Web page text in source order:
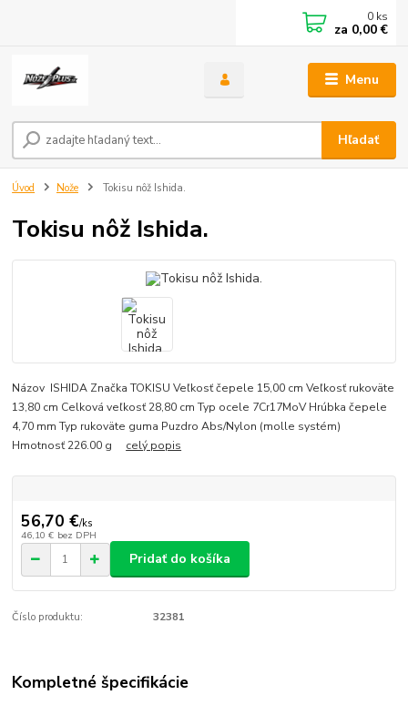
Menu
Hľadať
0 ks
za 0,00 €
Úvod Nože Tokisu nôž Ishida.
Tokisu nôž Ishida.
Názov ISHIDA Značka TOKISU Veľkosť čepele 15,00 cm Veľkosť rukoväte
13,80 cm Celková veľkosť 28,80 cm Typ ocele 7Cr17MoV Hrúbka čepele
4,70 mm Typ rukoväte guma Puzdro Abs/Nylon (molle systém)
Hmotnosť 226.00 g celý popis
56,70 €/ks
46,10 € bez DPH
Pridať do košíka
Číslo produktu: 32381
Kompletné špecifikácie